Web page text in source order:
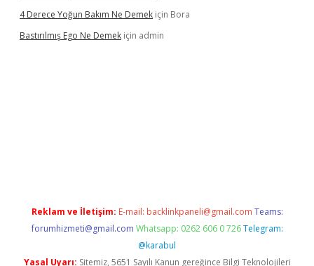
4 Derece Yoğun Bakım Ne Demek için Bora
Bastırılmış Ego Ne Demek için admin
Reklam ve İletişim: E-mail: backlinkpaneli@gmail.com Teams:
forumhizmeti@gmail.com Whatsapp: 0262 606 0 726 Telegram:
@karabul
Yasal Uyarı: Sitemiz, 5651 Sayılı Kanun gereğince Bilgi Teknolojileri